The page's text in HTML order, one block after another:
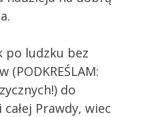
po ludzku bez
do
Prawdy, wiec